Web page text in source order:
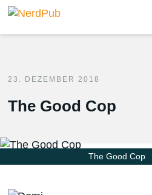
23. DEZEMBER 2018
The Good Cop
The Good Cop